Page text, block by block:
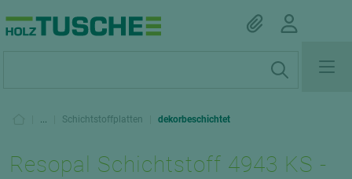
... Schichtstoffplatten dekorbeschichtet
Resopal Schichtstoff 4943 KS -